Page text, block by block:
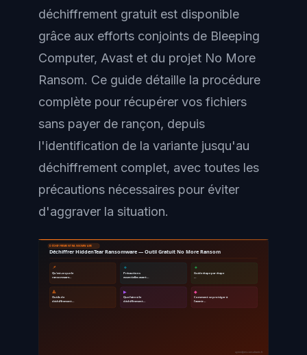
déchiffrement gratuit est disponible
grâce aux efforts conjoints de Bleeping
Computer, Avast et du projet No More
Ransom. Ce guide détaille la procédure
complète pour récupérer vos fichiers
sans payer de rançon, depuis
l'identification de la variante jusqu'au
déchiffrement complet, avec toutes les
précautions nécessaires pour éviter
d'aggraver la situation.
DÉCHIFFREMENT RANSOMWARE
Déchiffrer HiddenTear Ransomware — Outil Gratuit No More Ransom
📌
Qu'est-ce que le
ransomware…
🔹
Précautions
essentielles avant…
🔸
Guide étape par étape
🔺
Outils de
déchiffrement…
▶
Que faire si le
déchiffrement…
◆
Comment se protéger à
l'avenir…
ayinedjimi-consultants.fr